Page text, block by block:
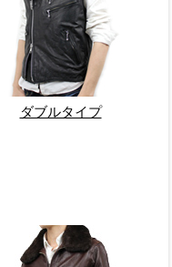
ダブルタイプ